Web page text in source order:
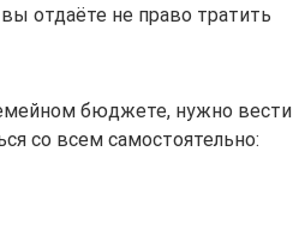
отдаёте не право тратить
бюджете, нужно вести
со всем самостоятельно: